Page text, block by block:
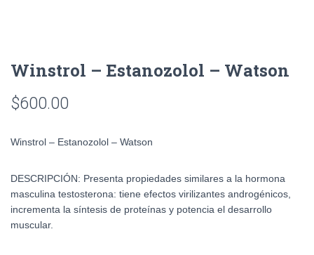
Winstrol – Estanozolol – Watson
$600.00
Winstrol – Estanozolol – Watson
DESCRIPCIÓN: Presenta propiedades similares a la hormona
masculina testosterona: tiene efectos virilizantes androgénicos,
incrementa la síntesis de proteínas y potencia el desarrollo
muscular.